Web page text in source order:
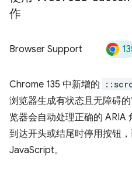
作
Browser Support
Chrome 135 中新增的
浏览器生成有状态且无障碍的
览器会自动处理正确的 ARIA
到达开头或结尾时停用按钮
JavaScript。